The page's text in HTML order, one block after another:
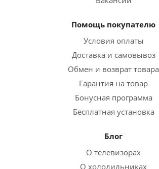
Помощь покупателю
Условия оплаты
Доставка и самовывоз
Обмен и возврат товара
Гарантия на товар
Бонусная программа
Бесплатная установка
Блог
О телевизорах
О холодильниках